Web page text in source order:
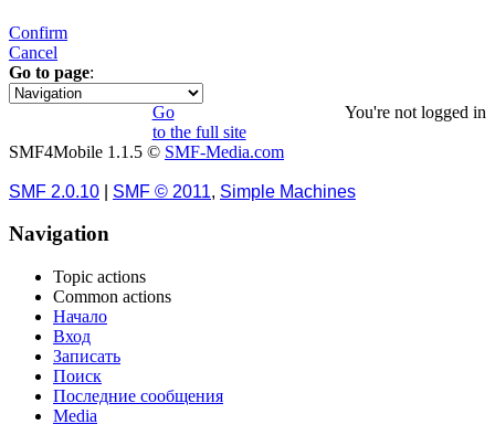
Confirm
Cancel
Go to page:
« 1 2 3 4
You're not logged in
Go
to the full site
SMF4Mobile 1.1.5 © SMF-Media.com
SMF 2.0.10 SMF © 2011, Simple Machines
Navigation
Topic actions
Common actions
Начало
Вход
Записать
Поиск
Последние сообщения
Media